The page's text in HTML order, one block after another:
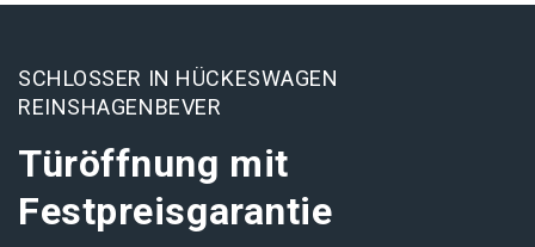
SCHLOSSER IN HÜCKESWAGEN
REINSHAGENBEVER
Türöffnung mit
Festpreisgarantie